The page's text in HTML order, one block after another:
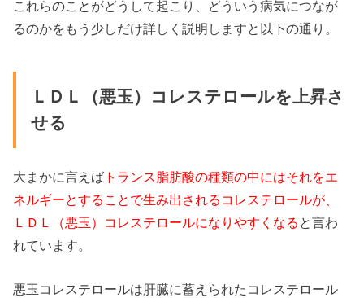
これらのことがどうして起こり、どういう病気につなが
るのかをもう少しだけ詳しく説明しますと以下の通り。
ＬＤＬ（悪玉）コレステロールを上昇さ
せる
大まかに言えば トランス脂肪酸の種類の中にはそれをエ
ネルギーとすることで生み出されるコレステロールが、
ＬＤＬ（悪玉）コレステロールになりやすくなる と言わ
れています。
悪玉コレステロールは肝臓に蓄えられたコレステロール